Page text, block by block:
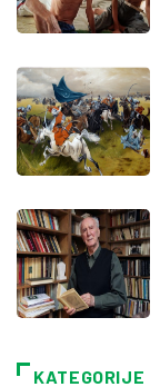
KATEGORIJE